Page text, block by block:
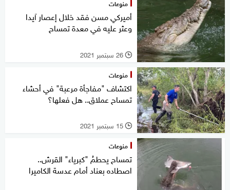
منوعات
أميركي مسن فقد خلال إعصار آيدا
وعثر عليه في معدة تمساح
l 26 سبتمبر 2021
منوعات
اكتشاف "مفاجأة مرعبة" في أحشاء
تمساح عملاق.. هل فعلها؟
l 15 سبتمبر 2021
منوعات
تمساح يحطمُ "كبرياء" القرش..
اصطاده بعناد أمام عدسة الكاميرا